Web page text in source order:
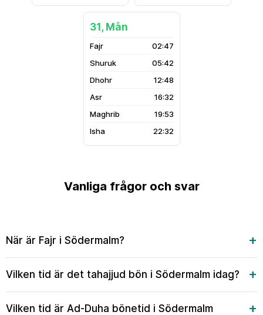
31, Mån
02:47
05:42
12:48
16:32
19:53
22:32
Vanliga frågor och svar
När är Fajr i Södermalm?
Vilken tid är det tahajjud bön i Södermalm idag?
Vilken tid är Ad-Duha bönetid i Södermalm